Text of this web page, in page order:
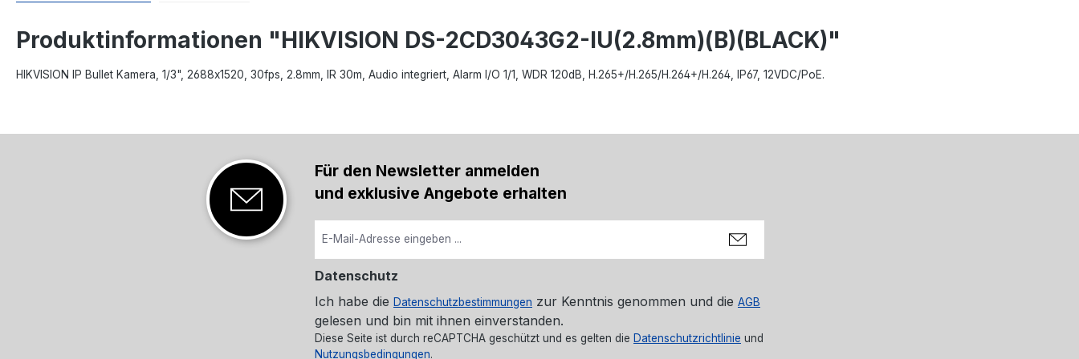
Produktinformationen "HIKVISION DS-2CD3043G2-IU(2.8mm)(B)(BLACK)"
HIKVISION IP Bullet Kamera, 1/3", 2688x1520, 30fps, 2.8mm, IR 30m, Audio integriert, Alarm I/O 1/1, WDR 120dB, H.265+/H.265/H.264+/H.264, IP67, 12VDC/PoE.
Für den Newsletter anmelden
und exklusive Angebote erhalten
Datenschutz
Ich habe die Datenschutzbestimmungen zur Kenntnis genommen und die AGB
gelesen und bin mit ihnen einverstanden.
Diese Seite ist durch reCAPTCHA geschützt und es gelten die Datenschutzrichtlinie und
Nutzungsbedingungen.